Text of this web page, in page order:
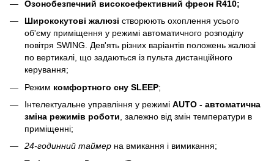
Озонобезпечний високоефективний фреон R410;
Ширококутові жалюзі створюють охоплення усього
об'єму приміщення у режимі автоматичного розподілу
повітря SWING. Дев'ять різних варіантів положень жалюзі
по вертикалі, що задаються із пульта дистанційного
керування;
Режим комфортного сну SLЕЕР;
Інтелектуальне управління у режимі AUTO - автоматична
зміна режимів роботи , залежно від змін температури в
приміщенні;
24-годинний таймер на вмикання і вимикання;